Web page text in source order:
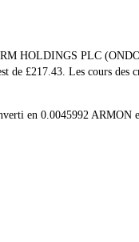
HOLDINGS PLC
£217.43. Les cours des
en 0.0045992 ARMON